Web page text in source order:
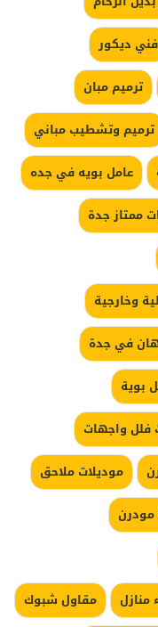
فني ديكور
ترميم مبان
ترميم وتشطيب مباني
عامل بويه في جده
ممتاز جدة
وخارجية
في جدة
بوية
فلل واجهات
موديلات ملاحق
مودرن
منازل
مقاول شبوك